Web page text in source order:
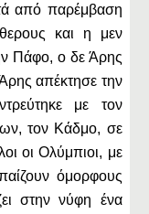
από παρέμβαση
και η μεν
Πάφο, ο δε Άρης
απέκτησε την
με τον
τον Κάδμο, σε
οι Ολύμπιοι, με
όμορφους
στην νύφη ένα